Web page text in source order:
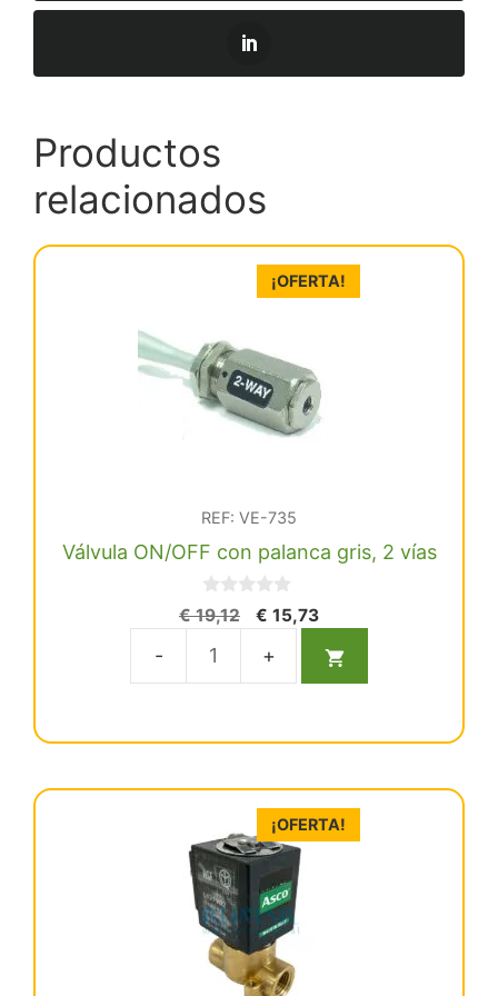
Productos
relacionados
¡OFERTA!
REF: VE-735
Válvula ON/OFF con palanca gris, 2 vías
0
d
5
€19,12
El
original
era:
€ 15,73El
actual
es:
Válvula
gris,
2
vías
cantidad
¡OFERTA!